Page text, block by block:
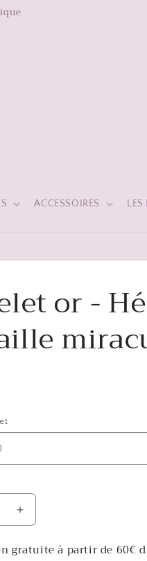
ACCESSOIRES LES
or -
Augmenter
la
quantité
gratuite à partir de 60€